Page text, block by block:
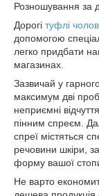
Розношування за
Дорогі туфлі
допомогою
легко придбати
магазинах.
Зазвичай у
максимум дві
неприємні
пінним спреєм.
спреї містяться
речовини шкіри,
форму вашої
Не варто